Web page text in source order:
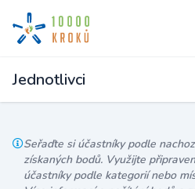
Jednotlivci
Seřaďte si účastníky podle
získaných bodů. Využijte
účastníky podle kategorií nebo